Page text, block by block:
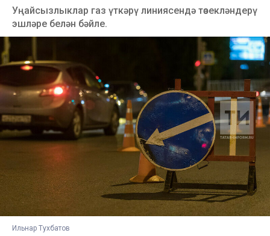
Уңайсызлыклар газ үткәрү линиясендә төзекләндерү
эшләре белән бәйле.
Ильнар Тухбатов